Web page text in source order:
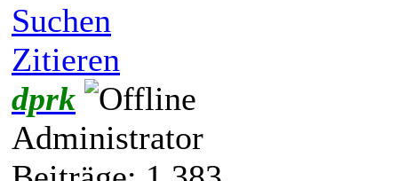
Suchen
Zitieren
dprk
Administrator